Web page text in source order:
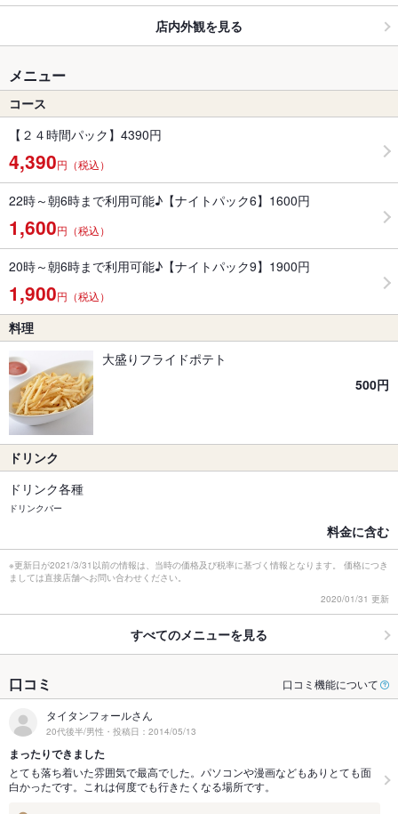
店内外観を見る
メニュー
コース
【２４時間パック】4390円
4,390円（税込）
22時～朝6時まで利用可能♪【ナイトパック6】1600円
1,600円（税込）
20時～朝6時まで利用可能♪【ナイトパック9】1900円
1,900円（税込）
料理
大盛りフライドポテト
500円
ドリンク
ドリンク各種
ドリンクバー
料金に含む
※更新日が2021/3/31以前の情報は、当時の価格及び税率に基づく情報となります。 価格につき
ましては直接店舗へお問い合わせください。
2020/01/31 更新
すべてのメニューを見る
口コミ 口コミ機能について
タイタンフォールさん
20代後半/男性・投稿日：2014/05/13
まったりできました
とても落ち着いた雰囲気で最高でした。パソコンや漫画などもありとても面
白かったです。これは何度でも行きたくなる場所です。